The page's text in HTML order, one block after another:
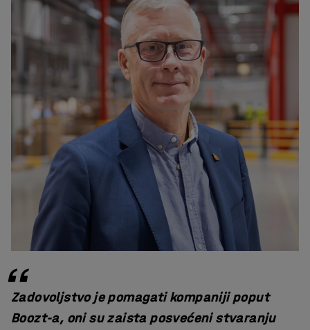
Zadovoljstvo je pomagati kompaniji poput
Boozt-a, oni su zaista posvećeni stvaranju